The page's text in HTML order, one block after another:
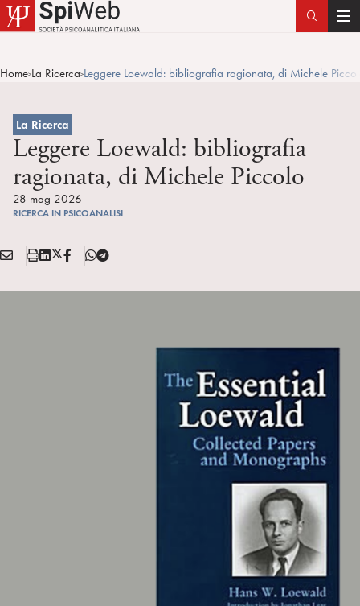
T
g
o
Home>La Ricerca>Leggere Loewald: bibliografia ragionata, di Michele
La Ricerca
Leggere Loewald: bibliografia
ragionata, di Michele Piccolo
28 mag 2026
RICERCA IN PSICOANALISI
Condividi:
E
A
S
a
L
n
X
T
F
T
l